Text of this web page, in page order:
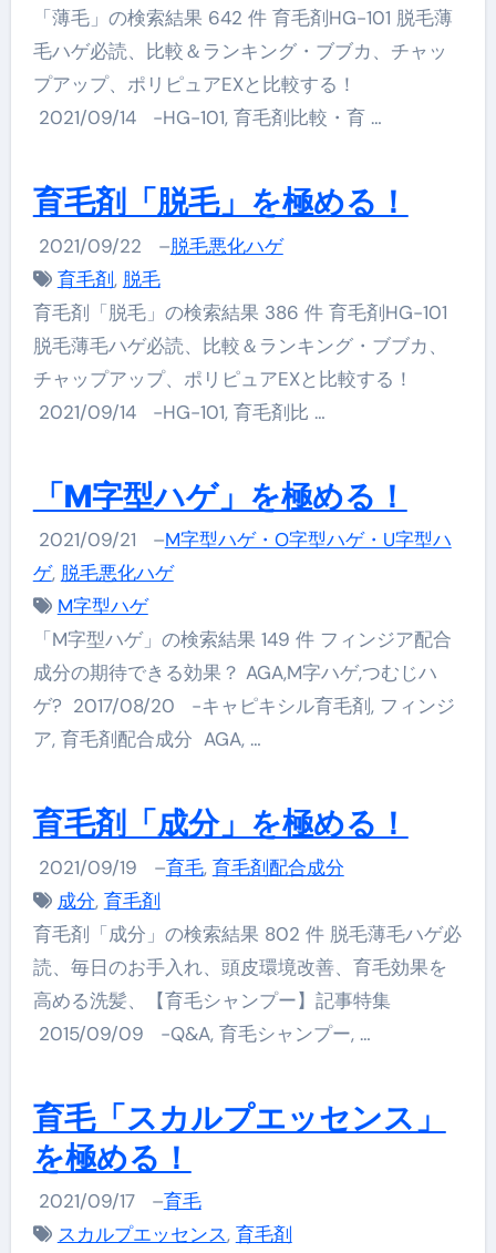
「薄毛」の検索結果 642 件 育毛剤HG-101 脱毛薄
毛ハゲ必読、比較＆ランキング・ブブカ、チャッ
プアップ、ポリピュアEXと比較する！
2021/09/14 -HG-101, 育毛剤比較・育 …
育毛剤「脱毛」を極める！
2021/09/22 –脱毛悪化ハゲ
育毛剤, 脱毛
育毛剤「脱毛」の検索結果 386 件 育毛剤HG-101
脱毛薄毛ハゲ必読、比較＆ランキング・ブブカ、
チャップアップ、ポリピュアEXと比較する！
2021/09/14 -HG-101, 育毛剤比 …
「M字型ハゲ」を極める！
2021/09/21 –M字型ハゲ・O字型ハゲ・U字型ハ
ゲ, 脱毛悪化ハゲ
M字型ハゲ
「M字型ハゲ」の検索結果 149 件 フィンジア配合
成分の期待できる効果？ AGA,M字ハゲ,つむじハ
ゲ? 2017/08/20 -キャピキシル育毛剤, フィンジ
ア, 育毛剤配合成分 AGA, …
育毛剤「成分」を極める！
2021/09/19 –育毛, 育毛剤配合成分
成分, 育毛剤
育毛剤「成分」の検索結果 802 件 脱毛薄毛ハゲ必
読、毎日のお手入れ、頭皮環境改善、育毛効果を
高める洗髪、【育毛シャンプー】記事特集
2015/09/09 -Q&A, 育毛シャンプー, …
育毛「スカルプエッセンス」
を極める！
2021/09/17 –育毛
スカルプエッセンス, 育毛剤